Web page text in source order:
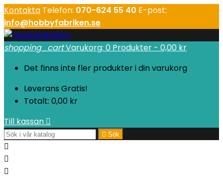
Kontakta Telefon: 070-624 55 40 E-post:
info@hobbyfabriken.se
shopping_cartVarukorg: 0 Produkter - 0,00 kr
Det finns inte fler produkter i din varukorg
Leverans Gratis!
Totalt: 0,00 kr
Till kassan 
 Sök


